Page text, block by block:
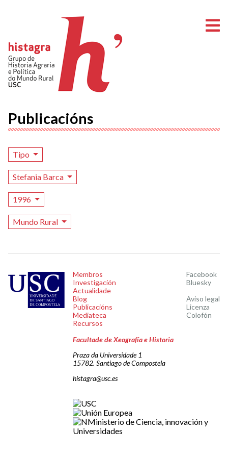
Publicacións
Tipo
Stefania Barca
1996
Mundo Rural
Membros
Investigación
Actualidade
Blog
Publicacións
Mediateca
Recursos
Facebook
Bluesky
Aviso legal
Licenza
Colofón
Facultade de Xeografía e Historia
Praza da Universidade 1
15782. Santiago de Compostela
histagra@usc.es